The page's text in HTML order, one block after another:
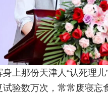
上那份天津人“认死理
验数万次，常常废寝